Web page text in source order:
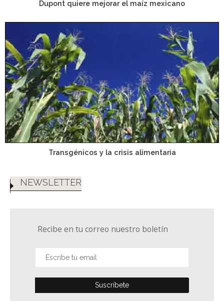
Dupont quiere mejorar el maíz mexicano
Transgénicos y la crisis alimentaria
NEWSLETTER
Recibe en tu correo nuestro boletín